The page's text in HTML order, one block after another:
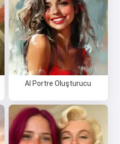
AI Portre Oluşturucu